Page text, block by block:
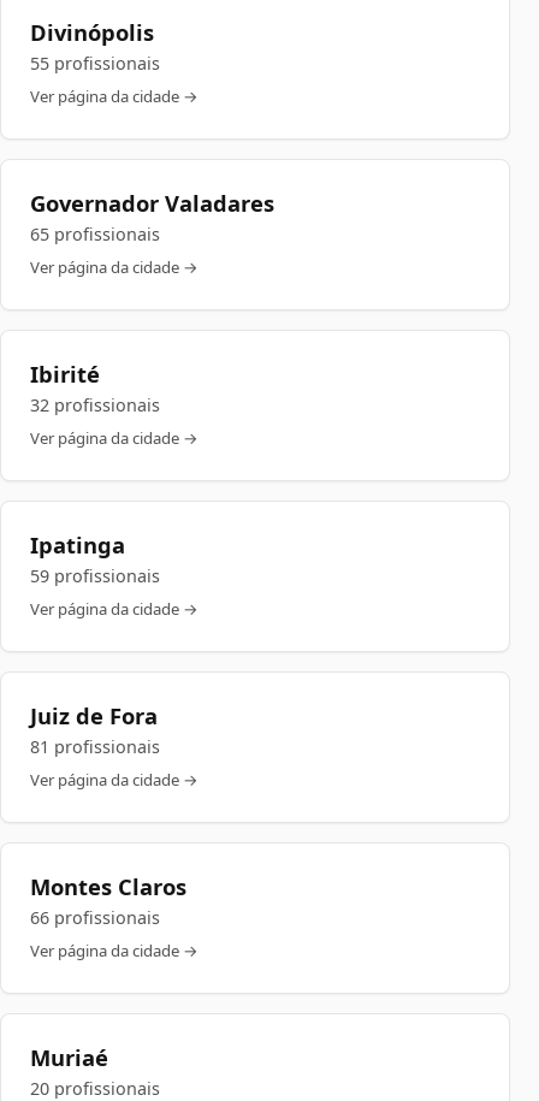
Divinópolis
55 profissionais
Ver página da cidade →
Governador Valadares
65 profissionais
Ver página da cidade →
Ibirité
32 profissionais
Ver página da cidade →
Ipatinga
59 profissionais
Ver página da cidade →
Juiz de Fora
81 profissionais
Ver página da cidade →
Montes Claros
66 profissionais
Ver página da cidade →
Muriaé
20 profissionais